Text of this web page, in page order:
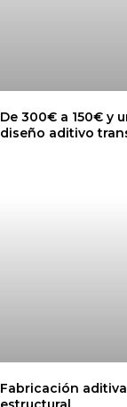
De 300€ a 150€ y
diseño aditivo
Fabricación